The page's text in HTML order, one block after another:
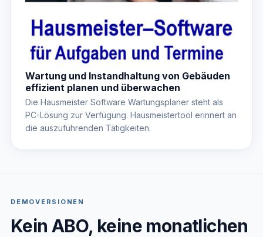
Wartung und Instandhaltung von Gebäuden
effizient planen und überwachen
Die Hausmeister Software Wartungsplaner steht als
PC-Lösung zur Verfügung. Hausmeistertool erinnert an
die auszuführenden Tätigkeiten.
DEMOVERSIONEN
Kein ABO, keine monatlichen